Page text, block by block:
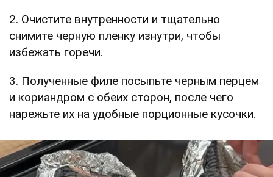
2. Очистите внутренности и тщательно
снимите черную пленку изнутри, чтобы
избежать горечи.
3. Полученные филе посыпьте черным перцем
и кориандром с обеих сторон, после чего
нарежьте их на удобные порционные кусочки.